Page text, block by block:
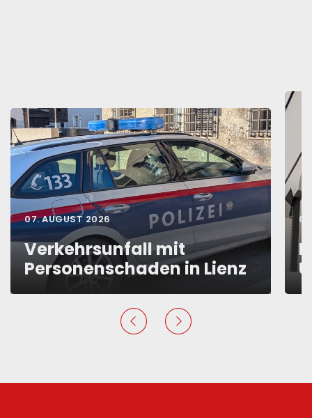
07. AUGUST 2026
Verkehrsunfall mit
Personenschaden in Lienz